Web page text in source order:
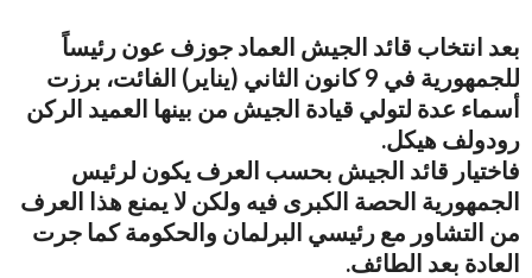
بعد انتخاب قائد الجيش العماد جوزف عون رئيساً
للجمهورية في 9 كانون الثاني (يناير) الفائت، برزت
أسماء عدة لتولي قيادة الجيش من بينها العميد الركن
رودولف هيكل.
فاختيار قائد الجيش بحسب العرف يكون لرئيس
الجمهورية الحصة الكبرى فيه ولكن لا يمنع هذا العرف
من التشاور مع رئيسي البرلمان والحكومة كما جرت
العادة بعد الطائف.